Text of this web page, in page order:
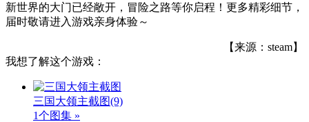
新世界的大门已经敞开，冒险之路等你启程！更多精彩细节，
届时敬请进入游戏亲身体验～
【来源：steam】
我想了解这个游戏：
三国大领主截图(9)
1个图集 »